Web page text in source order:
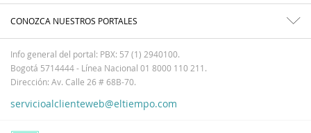
CONOZCA NUESTROS PORTALES
Info general del portal: PBX: 57 (1) 2940100.
Bogotá 5714444 - Línea Nacional 01 8000 110 211.
Dirección: Av. Calle 26 # 68B-70.
servicioalclienteweb@eltiempo.com